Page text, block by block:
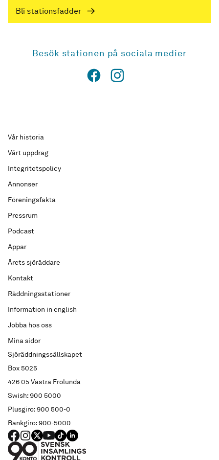
Bli stationsfadder
Besök stationen på sociala medier
Sjöräddningssällskapet
Box 5025
426 05 Västra Frölunda
Swish: 900 5000
Plusgiro: 900 500-0
Bankgiro: 900-5000
Vår historia
Vårt uppdrag
Integritetspolicy
Annonser
Föreningsfakta
Pressrum
Podcast
Appar
Årets sjöräddare
Kontakt
Räddningsstationer
Information in english
Jobba hos oss
Mina sidor
FACEBOOK
Instagram
X YouTube
TIKTOKLINKED IN